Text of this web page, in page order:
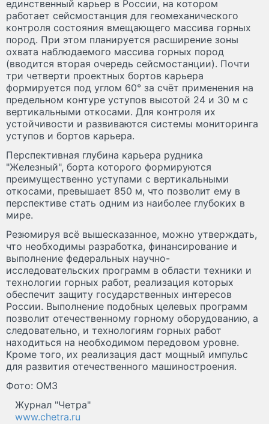
единственный карьер в России, на котором
работает сейсмостанция для геомеханического
контроля состояния вмещающего массива горных
пород. При этом планируется расширение зоны
охвата наблюдаемого массива горных пород
(вводится вторая очередь сейсмостанции). Почти
три четверти проектных бортов карьера
формируется под углом 60° за счёт применения на
предельном контуре уступов высотой 24 и 30 м с
вертикальными откосами. Для контроля их
устойчивости и развиваются системы мониторинга
уступов и бортов карьера.
Перспективная глубина карьера рудника
"Железный", борта которого формируются
преимущественно уступами с вертикальными
откосами, превышает 850 м, что позволит ему в
перспективе стать одним из наиболее глубоких в
мире.
Резюмируя всё вышесказанное, можно утверждать,
что необходимы разработка, финансирование и
выполнение федеральных научно-
исследовательских программ в области техники и
технологии горных работ, реализация которых
обеспечит защиту государственных интересов
России. Выполнение подобных целевых программ
позволит отечественному горному оборудованию, а
следовательно, и технологиям горных работ
находиться на необходимом передовом уровне.
Кроме того, их реализация даст мощный импульс
для развития отечественного машиностроения.
Фото: ОМЗ
Журнал "Четра"
www.chetra.ru